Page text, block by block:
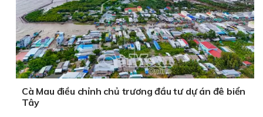
Cà Mau điều chỉnh chủ trương đầu tư dự án đê biển
Tây